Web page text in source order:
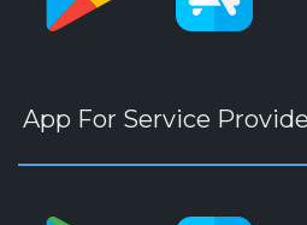
App For Service